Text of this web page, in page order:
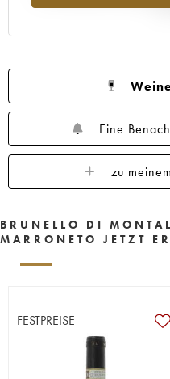
Eine
zu
BRUNELLO DI
MARRONETO JETZT
FESTPREISE